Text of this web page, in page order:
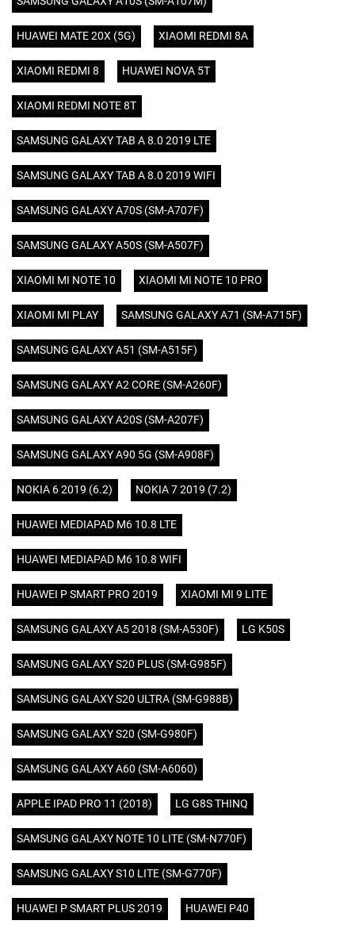
HUAWEI MATE 20X (5G) XIAOMI REDMI 8A
XIAOMI REDMI 8 HUAWEI NOVA 5T
XIAOMI REDMI NOTE 8T
SAMSUNG GALAXY TAB A 8.0 2019 LTE
SAMSUNG GALAXY TAB A 8.0 2019 WIFI
SAMSUNG GALAXY A70S (SM-A707F)
SAMSUNG GALAXY A50S (SM-A507F)
XIAOMI MI NOTE 10 XIAOMI MI NOTE 10 PRO
XIAOMI MI PLAY SAMSUNG GALAXY A71 (SM-A715F)
SAMSUNG GALAXY A51 (SM-A515F)
SAMSUNG GALAXY A2 CORE (SM-A260F)
SAMSUNG GALAXY A20S (SM-A207F)
SAMSUNG GALAXY A90 5G (SM-A908F)
NOKIA 6 2019 (6.2) NOKIA 7 2019 (7.2)
HUAWEI MEDIAPAD M6 10.8 LTE
HUAWEI MEDIAPAD M6 10.8 WIFI
HUAWEI P SMART PRO 2019 XIAOMI MI 9 LITE
SAMSUNG GALAXY A5 2018 (SM-A530F) LG K50S
SAMSUNG GALAXY S20 PLUS (SM-G985F)
SAMSUNG GALAXY S20 ULTRA (SM-G988B)
SAMSUNG GALAXY S20 (SM-G980F)
SAMSUNG GALAXY A60 (SM-A6060)
APPLE IPAD PRO 11 (2018) LG G8S THINQ
SAMSUNG GALAXY NOTE 10 LITE (SM-N770F)
SAMSUNG GALAXY S10 LITE (SM-G770F)
HUAWEI P SMART PLUS 2019 HUAWEI P40